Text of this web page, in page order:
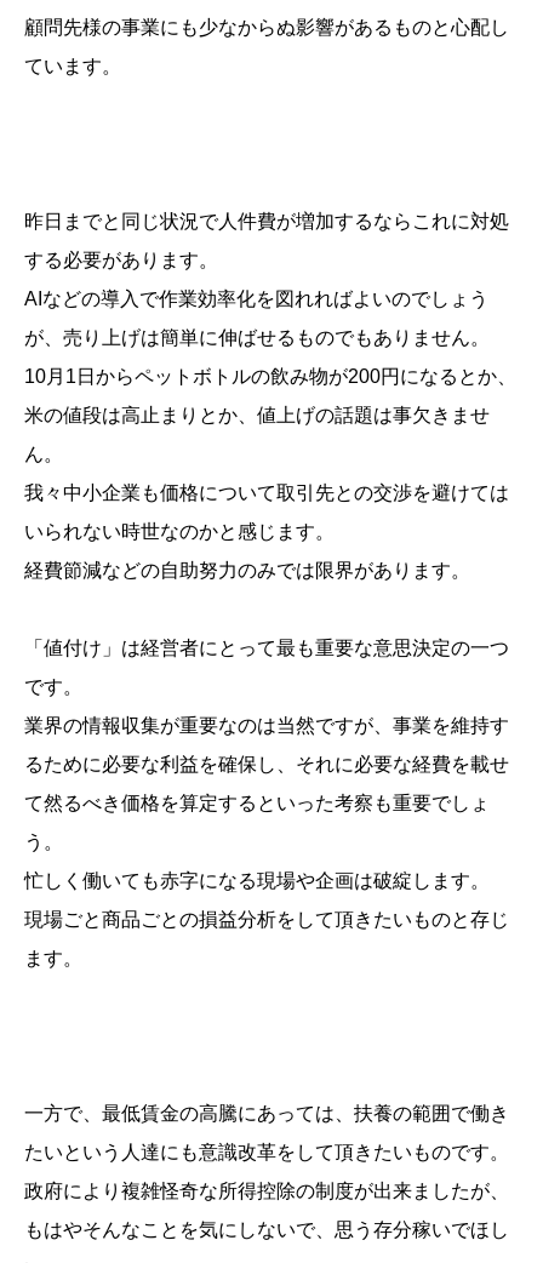
顧問先様の事業にも少なからぬ影響があるものと心配し
ています。
昨日までと同じ状況で人件費が増加するならこれに対処
する必要があります。
AIなどの導入で作業効率化を図れればよいのでしょう
が、売り上げは簡単に伸ばせるものでもありません。
10月1日からペットボトルの飲み物が200円になるとか、
米の値段は高止まりとか、値上げの話題は事欠きませ
ん。
我々中小企業も価格について取引先との交渉を避けては
いられない時世なのかと感じます。
経費節減などの自助努力のみでは限界があります。
「値付け」は経営者にとって最も重要な意思決定の一つ
です。
業界の情報収集が重要なのは当然ですが、事業を維持す
るために必要な利益を確保し、それに必要な経費を載せ
て然るべき価格を算定するといった考察も重要でしょ
う。
忙しく働いても赤字になる現場や企画は破綻します。
現場ごと商品ごとの損益分析をして頂きたいものと存じ
ます。
一方で、最低賃金の高騰にあっては、扶養の範囲で働き
たいという人達にも意識改革をして頂きたいものです。
政府により複雑怪奇な所得控除の制度が出来ましたが、
もはやそんなことを気にしないで、思う存分稼いでほし